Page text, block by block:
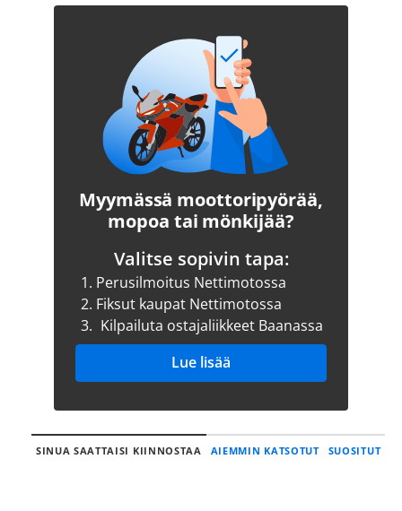
Myymässä moottoripyörää,
mopoa tai mönkijää?
Valitse sopivin tapa:
1. Perusilmoitus Nettimotossa
2. Fiksut kaupat Nettimotossa
3. Kilpailuta ostajaliikkeet Baanassa
Lue lisää
SINUA SAATTAISI KIINNOSTAA AIEMMIN KATSOTUT SUOSITUT